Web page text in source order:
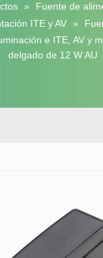
» Fuente de
ITE y AV »
e ITE, AV y
delgado de 12 W AU